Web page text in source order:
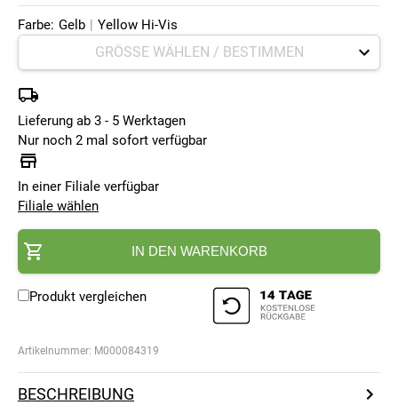
Farbe: Gelb | Yellow Hi-Vis
Lieferung ab 3 - 5 Werktagen
Nur noch 2 mal sofort verfügbar
In einer Filiale verfügbar
Filiale wählen
IN DEN WARENKORB
Produkt vergleichen
Artikelnummer: M000084319
BESCHREIBUNG